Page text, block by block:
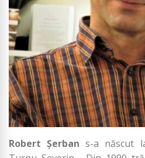
Robert Şerban s-a născut